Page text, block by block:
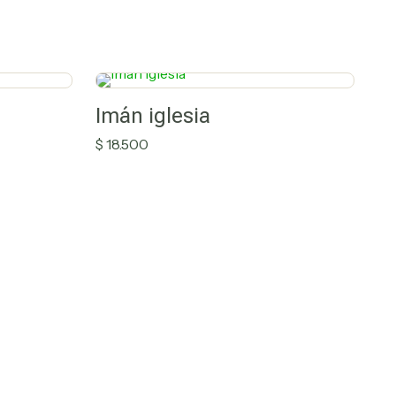
Imán iglesia
$ 18.500